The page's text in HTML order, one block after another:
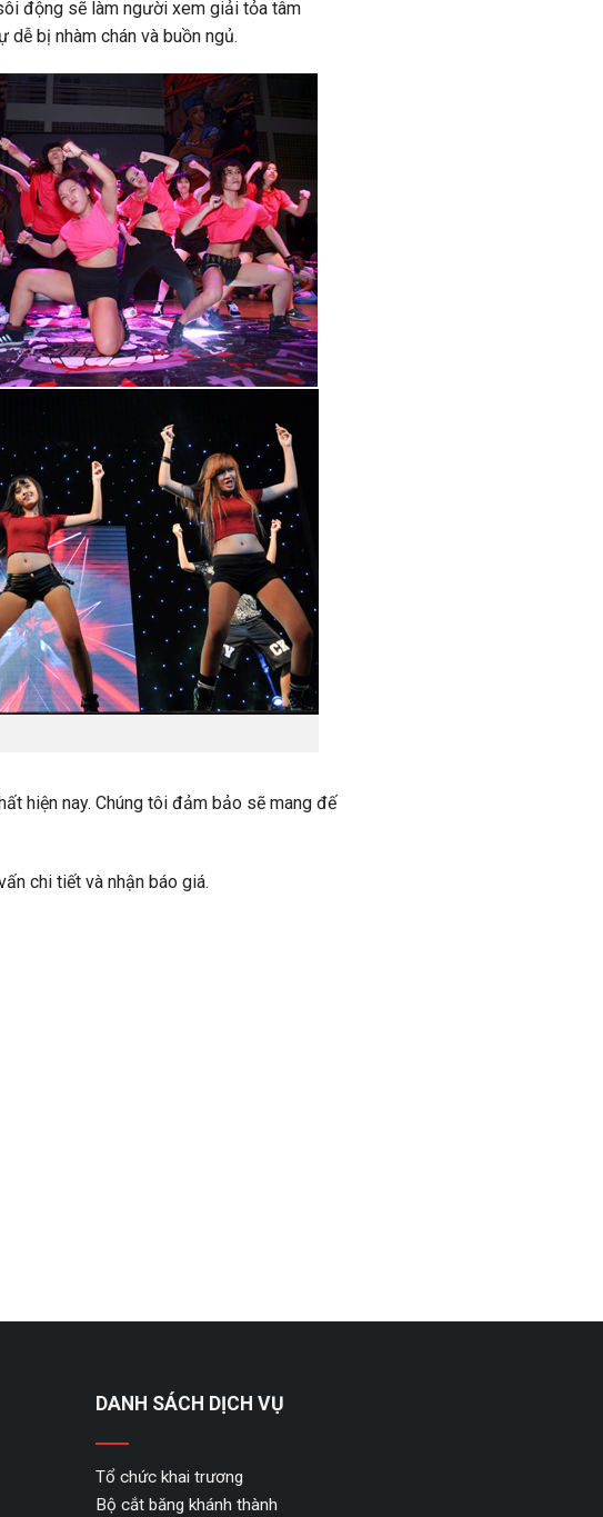
động sẽ làm người xem giải tỏa tâm
bị nhàm chán và buồn ngủ.
hiện nay. Chúng tôi đảm bảo sẽ mang đế
chi tiết và nhận báo giá.
DANH SÁCH DỊCH VỤ
Tổ chức khai trương
Bộ cắt băng khánh thành